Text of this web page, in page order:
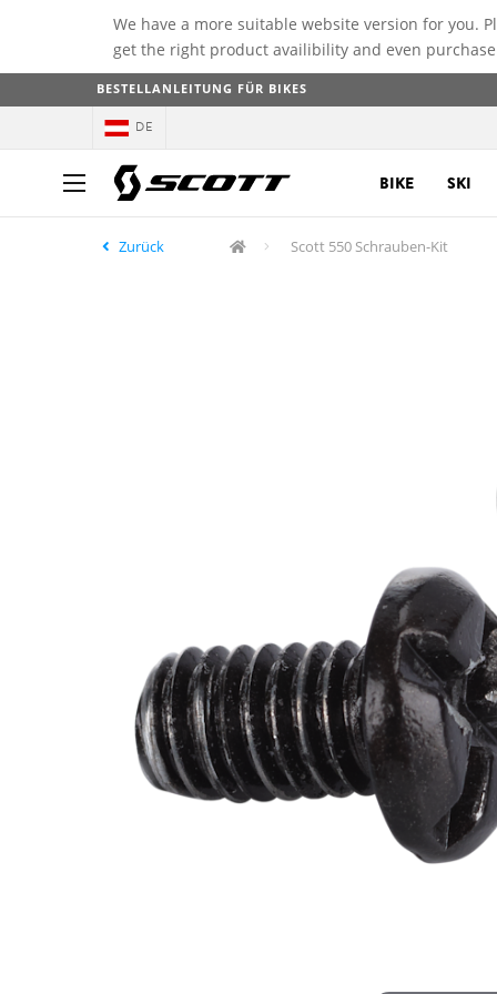
We have a more suitable website version for you.
get the right product availibility and even
BESTELLANLEITUNG FÜR BIKES
DE
BIKE SKI
Zurück Scott 550 Schrauben-Kit